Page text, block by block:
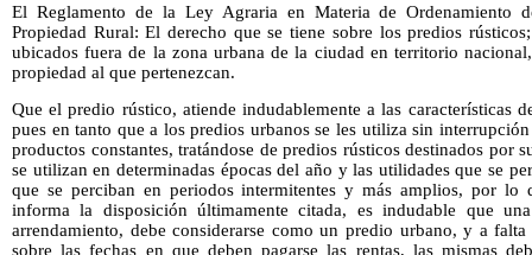
El Reglamento de la Ley Agraria en Materia de Ordenamiento
Propiedad Rural: El derecho que se tiene sobre los predios
ubicados fuera de la zona urbana de la ciudad en territorio
propiedad al que pertenezcan.
Que el predio rústico, atiende indudablemente a las características
pues en tanto que a los predios urbanos se les utiliza sin
productos constantes, tratándose de predios rústicos destinados por
se utilizan en determinadas épocas del año y las utilidades que se
que se perciban en periodos intermitentes y más amplios, por lo
informa la disposición últimamente citada, es indudable que
arrendamiento, debe considerarse como un predio urbano, y a
sobre las fechas en que deben pagarse las rentas, las mismas